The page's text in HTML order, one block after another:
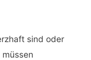
sind oder